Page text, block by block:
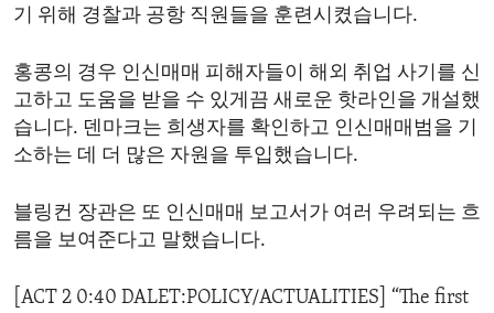
기 위해 경찰과 공항 직원들을 훈련시켰습니다.
홍콩의 경우 인신매매 피해자들이 해외 취업 사기를 신
고하고 도움을 받을 수 있게끔 새로운 핫라인을 개설했
습니다. 덴마크는 희생자를 확인하고 인신매매범을 기
소하는 데 더 많은 자원을 투입했습니다.
블링컨 장관은 또 인신매매 보고서가 여러 우려되는 흐
름을 보여준다고 말했습니다.
[ACT 2 0:40 DALET:POLICY/ACTUALITIES] “The first